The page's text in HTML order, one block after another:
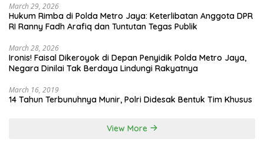
March 29, 2026
Hukum Rimba di Polda Metro Jaya: Keterlibatan Anggota DPR
RI Ranny Fadh Arafiq dan Tuntutan Tegas Publik
March 28, 2026
Ironis! Faisal Dikeroyok di Depan Penyidik Polda Metro Jaya,
Negara Dinilai Tak Berdaya Lindungi Rakyatnya
March 16, 2019
14 Tahun Terbunuhnya Munir, Polri Didesak Bentuk Tim Khusus
View More